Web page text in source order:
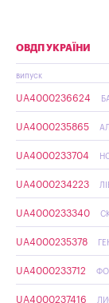
ОВДП УКРАЇНИ
випуск
UA4000236624
UA4000235865
UA4000233704
UA4000234223
UA4000233340
UA4000235378
UA4000233712
UA4000237416